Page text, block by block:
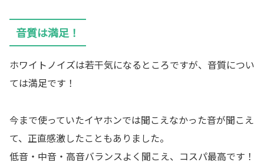
音質は満足！
ホワイトノイズは若干気になるところですが、音質につい
ては満足です！
今まで使っていたイヤホンでは聞こえなかった音が聞こえ
て、正直感激したこともありました。
低音・中音・高音バランスよく聞こえ、コスパ最高です！